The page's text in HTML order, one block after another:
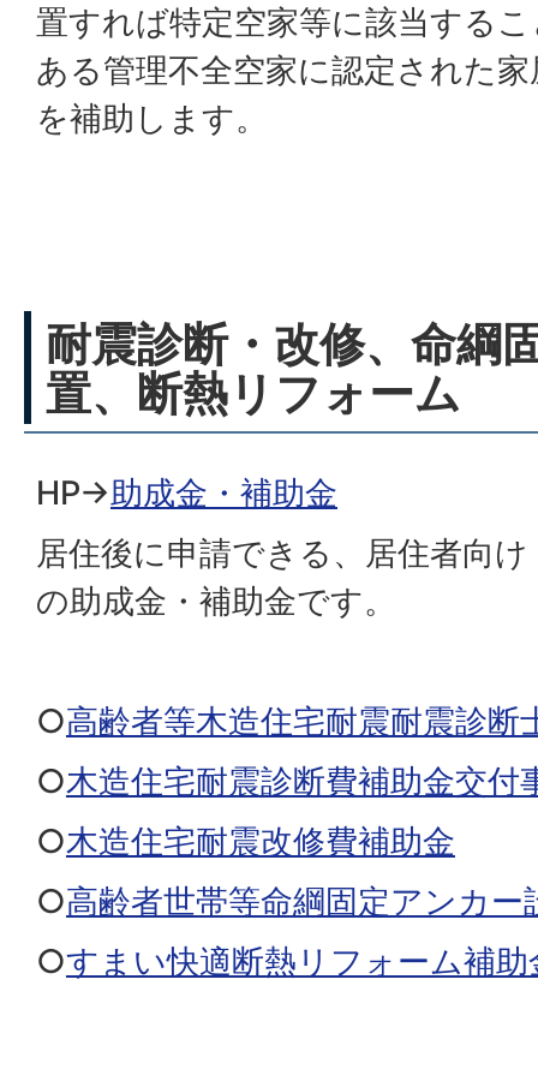
置すれば特定空家等に該当する
ある管理不全空家に認定された
を補助します。
耐震診断・改修、命綱
置、断熱リフォーム
HP→助成金・補助金
居住後に申請できる、居住者向け
の助成金・補助金です。
○高齢者等木造住宅耐震耐震診断
○木造住宅耐震診断費補助金交付
○木造住宅耐震改修費補助金
○高齢者世帯等命綱固定アンカー
○すまい快適断熱リフォーム補助